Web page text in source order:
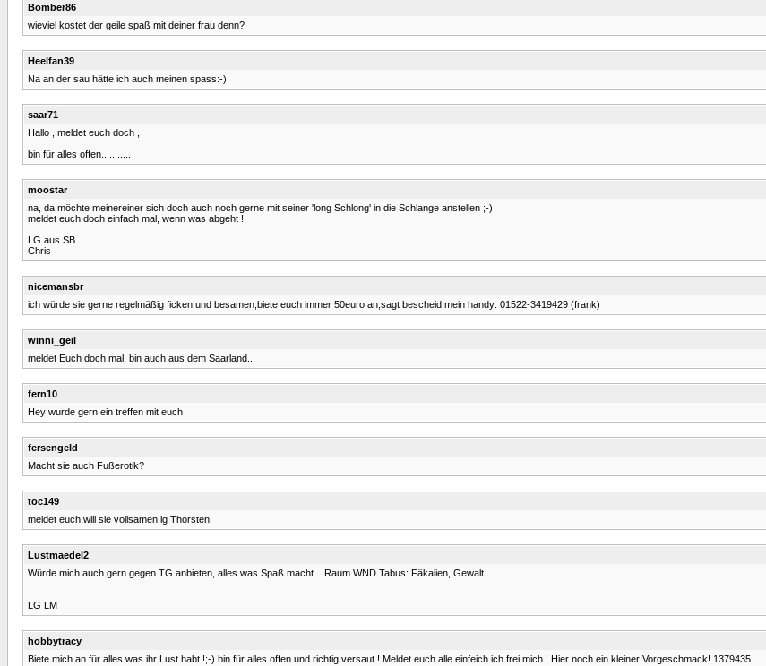
Bomber86
wieviel kostet der geile spaß mit deiner frau denn?
Heelfan39
Na an der sau hätte ich auch meinen spass:-)
saar71
Hallo , meldet euch doch ,
bin für alles offen...........
moostar
na, da möchte meinereiner sich doch auch noch gerne mit seiner 'long Schlong' in die Schlange anstellen ;-)
meldet euch doch einfach mal, wenn was abgeht !
LG aus SB
Chris
nicemansbr
ich würde sie gerne regelmäßig ficken und besamen,biete euch immer 50euro an,sagt bescheid,mein handy: 01522-3419429 (frank)
winni_geil
meldet Euch doch mal, bin auch aus dem Saarland...
fern10
Hey wurde gern ein treffen mit euch
fersengeld
Macht sie auch Fußerotik?
toc149
meldet euch,will sie vollsamen.lg Thorsten.
Lustmaedel2
Würde mich auch gern gegen TG anbieten, alles was Spaß macht... Raum WND Tabus: Fäkalien, Gewalt
LG LM
hobbytracy
Biete mich an für alles was ihr Lust habt !;-) bin für alles offen und richtig versaut ! Meldet euch alle einfeich ich frei mich ! Hier noch ein kleiner Vorgeschmack! 1379435